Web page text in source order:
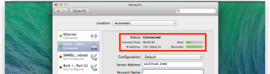
Trust....linois
us-il.trust.zone